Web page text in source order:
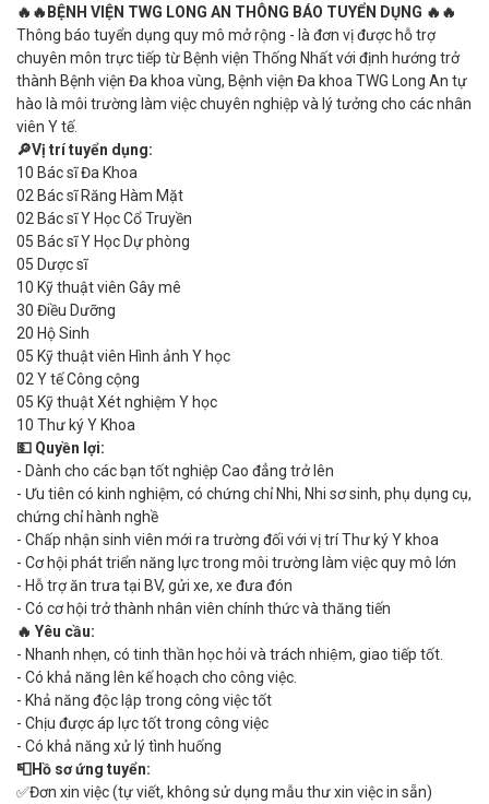
🔥🔥BỆNH VIỆN TWG LONG AN THÔNG BÁO TUYỂN DỤNG 🔥🔥
Thông báo tuyển dụng quy mô mở rộng - là đơn vị được hỗ trợ
chuyên môn trực tiếp từ Bệnh viện Thống Nhất với định hướng trở
thành Bệnh viện Đa khoa vùng, Bệnh viện Đa khoa TWG Long An tự
hào là môi trường làm việc chuyên nghiệp và lý tưởng cho các nhân
viên Y tế.
🔎Vị trí tuyển dụng:
10 Bác sĩ Đa Khoa
02 Bác sĩ Răng Hàm Mặt
02 Bác sĩ Y Học Cổ Truyền
05 Bác sĩ Y Học Dự phòng
05 Dược sĩ
10 Kỹ thuật viên Gây mê
30 Điều Dưỡng
20 Hộ Sinh
05 Kỹ thuật viên Hình ảnh Y học
02 Y tế Công cộng
05 Kỹ thuật Xét nghiệm Y học
10 Thư ký Y Khoa
💵 Quyền lợi:
- Dành cho các bạn tốt nghiệp Cao đẳng trở lên
- Ưu tiên có kinh nghiệm, có chứng chỉ Nhi, Nhi sơ sinh, phụ dụng cụ,
chứng chỉ hành nghề
- Chấp nhận sinh viên mới ra trường đối với vị trí Thư ký Y khoa
- Cơ hội phát triển năng lực trong môi trường làm việc quy mô lớn
- Hỗ trợ ăn trưa tại BV, gửi xe, xe đưa đón
- Có cơ hội trở thành nhân viên chính thức và thăng tiến
🔥 Yêu cầu:
- Nhanh nhẹn, có tinh thần học hỏi và trách nhiệm, giao tiếp tốt.
- Có khả năng lên kế hoạch cho công việc.
- Khả năng độc lập trong công việc tốt
- Chịu được áp lực tốt trong công việc
- Có khả năng xử lý tình huống
📮Hồ sơ ứng tuyển:
✅Đơn xin việc (tự viết, không sử dụng mẫu thư xin việc in sẵn)